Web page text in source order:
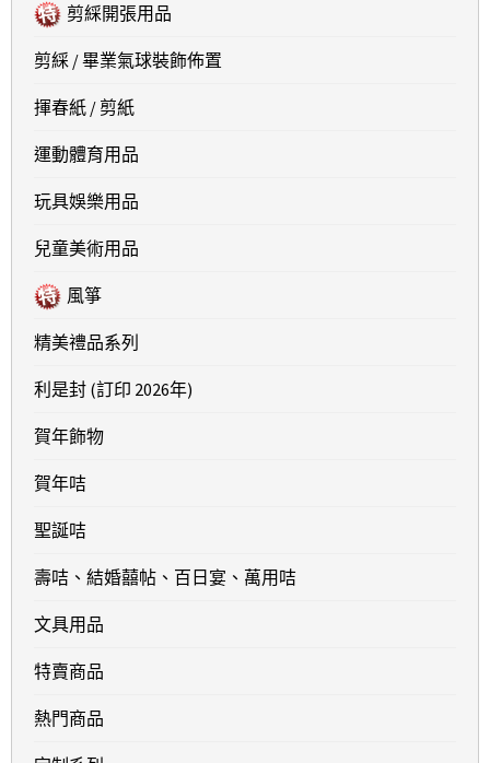
剪綵開張用品
剪綵 / 畢業氣球裝飾佈置
揮春紙 / 剪紙
運動體育用品
玩具娛樂用品
兒童美術用品
風箏
精美禮品系列
利是封 (訂印 2026年)
賀年飾物
賀年咭
聖誕咭
壽咭、結婚囍帖、百日宴、萬用咭
文具用品
特賣商品
熱門商品